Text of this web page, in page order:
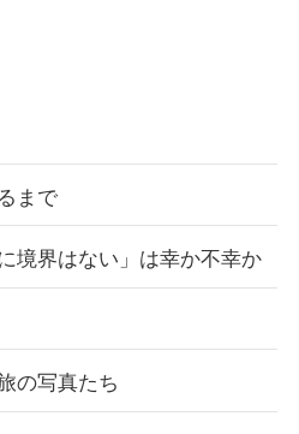
まで
境界はない」は幸か不幸か
の写真たち